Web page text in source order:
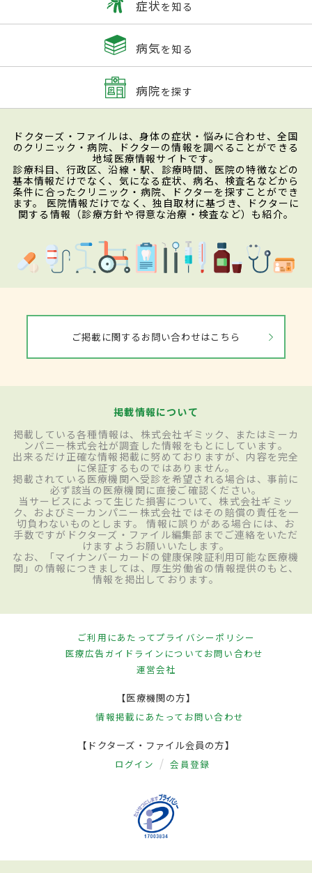
症状を知る
病気を知る
病院を探す
ドクターズ・ファイルは、身体の症状・悩みに合わせ、全国
のクリニック・病院、ドクターの情報を調べることができる
地域医療情報サイトです。
診療科目、行政区、沿線・駅、診療時間、医院の特徴などの
基本情報だけでなく、気になる症状、病名、検査名などから
条件に合ったクリニック・病院、ドクターを探すことができ
ます。 医院情報だけでなく、独自取材に基づき、ドクターに
関する情報（診療方針や得意な治療・検査など）も紹介。
ご掲載に関するお問い合わせはこちら
掲載情報について
掲載している各種情報は、株式会社ギミック、またはミーカ
ンパニー株式会社が調査した情報をもとにしています。
出来るだけ正確な情報掲載に努めておりますが、内容を完全
に保証するものではありません。
掲載されている医療機関へ受診を希望される場合は、事前に
必ず該当の医療機関に直接ご確認ください。
当サービスによって生じた損害について、株式会社ギミッ
ク、およびミーカンパニー株式会社ではその賠償の責任を一
切負わないものとします。 情報に誤りがある場合には、お
手数ですがドクターズ・ファイル編集部までご連絡をいただ
けますようお願いいたします。
なお、「マイナンバーカードの健康保険証利用可能な医療機
関」の情報につきましては、厚生労働省の情報提供のもと、
情報を掲出しております。
ご利用にあたってプライバシーポリシー
医療広告ガイドラインについてお問い合わせ
運営会社
【医療機関の方】
情報掲載にあたって お問い合わせ
【ドクターズ・ファイル会員の方】
ログイン 会員登録